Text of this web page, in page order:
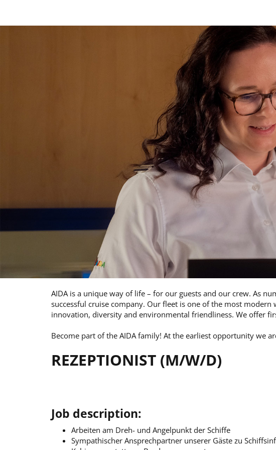
AIDA is a unique way of life – for our guests and our crew. As
successful cruise company. Our fleet is one of the most
innovation, diversity and environmental friendliness. We offer
Become part of the AIDA family! At the earliest opportunity we
REZEPTIONIST (M/W/D)
Job description:
Arbeiten am Dreh- und Angelpunkt der Schiffe
Sympathischer Ansprechpartner unserer Gäste zu